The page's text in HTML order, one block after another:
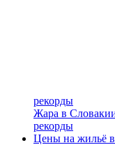
рекорды
Жара в
рекорды
Цены на жильё